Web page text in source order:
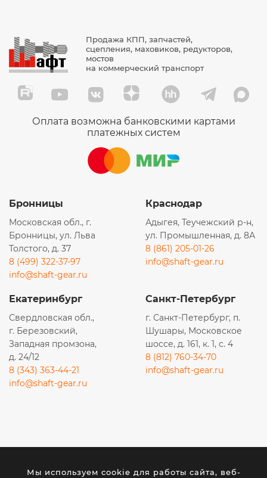
ST20710
EKO03321
CLX2AT2
SP1551M
SFF0320
K0080110175
EK1081
FC45010
FC5613
860113253
40040300036
FC20001
BF9815
R010036
P550880
P550881
Мы используем cookie для работы сайта, веб-
Продажа КПП, запчастей,
сцепления, маховиков, редукторов,
мостов
на коммерческий транспорт
Оплата возможна банковскими картами
платежных систем
Бронницы
Московская обл., г.
Бронницы, ул. Льва
Толстого, д. 37
8 (499) 322-37-97
info@shaft-gear.ru
Краснодар
Адыгея, Теучежский р-н,
ул. Промышленная, д. 8А
8 (861) 205-01-26
info@shaft-gear.ru
Екатеринбург
Свердловская обл.,
г. Березовский,
Западная промзона,
д. 24/12
8 (343) 363-44-21
info@shaft-gear.ru
Санкт-Петербург
г. Санкт-Петербург, п.
Шушары, Московское
шоссе, д. 161, к. 1, с. 4
8 (812) 760-34-70
info@shaft-gear.ru
каких условиях не является публичной офертой,